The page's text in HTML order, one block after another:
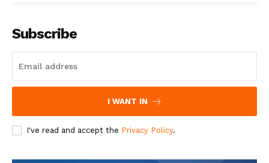
Subscribe
I WANT IN
I've read and accept the Privacy Policy.